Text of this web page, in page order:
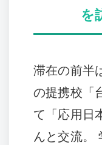
を
滞在の前半
の提携校「
て「応用日
んと交流。